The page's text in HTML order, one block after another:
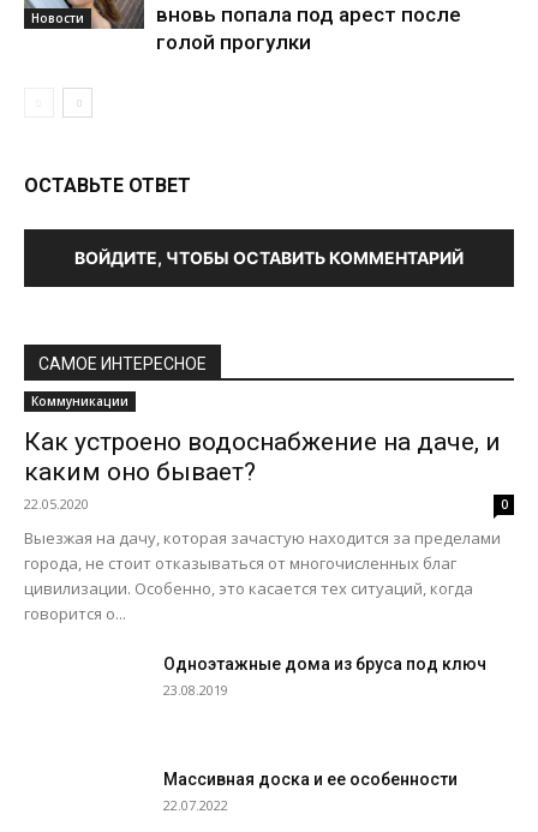
Новости
вновь попала под арест после
голой прогулки
ОСТАВЬТЕ ОТВЕТ
ВОЙДИТЕ, ЧТОБЫ ОСТАВИТЬ КОММЕНТАРИЙ
САМОЕ ИНТЕРЕСНОЕ
Коммуникации
Как устроено водоснабжение на даче, и
каким оно бывает?
22.05.2020 0
Выезжая на дачу, которая зачастую находится за пределами
города, не стоит отказываться от многочисленных благ
цивилизации. Особенно, это касается тех ситуаций, когда
говорится о...
Одноэтажные дома из бруса под ключ
23.08.2019
Массивная доска и ее особенности
22.07.2022